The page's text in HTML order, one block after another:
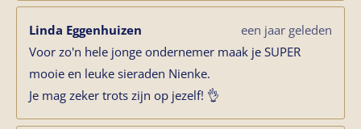
Linda Eggenhuizen
een jaar geleden
Voor zo'n hele jonge ondernemer maak je SUPER
mooie en leuke sieraden Nienke.
Je mag zeker trots zijn op jezelf! 👌